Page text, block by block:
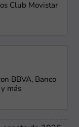
Club Movistar
BBVA, Banco
más